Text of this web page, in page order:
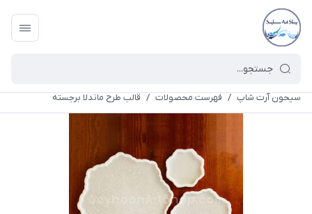
سیحون آرت شاپ / فهرست محصولات / قالب طرح ماندلا برجسته